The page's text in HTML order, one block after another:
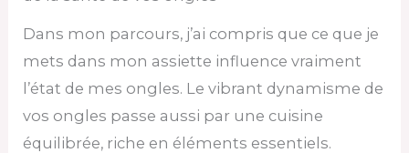
Dans mon parcours, j’ai compris que ce que je
mets dans mon assiette influence vraiment
l’état de mes ongles. Le vibrant dynamisme de
vos ongles passe aussi par une cuisine
équilibrée, riche en éléments essentiels.